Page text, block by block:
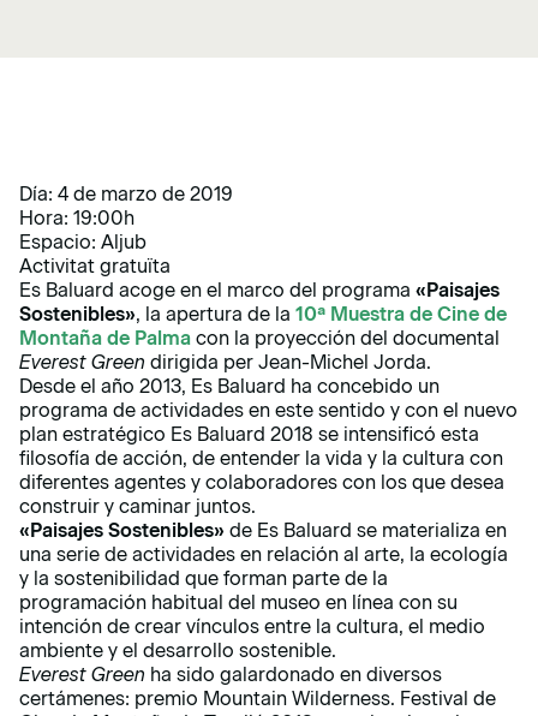
Día: 4 de marzo de 2019
Hora: 19:00h
Espacio: Aljub
Activitat gratuïta
Es Baluard acoge en el marco del programa «Paisajes
Sostenibles», la apertura de la 10ª Muestra de Cine de
Montaña de Palma con la proyección del documental
Everest Green dirigida per Jean-Michel Jorda.
Desde el año 2013, Es Baluard ha concebido un
programa de actividades en este sentido y con el nuevo
plan estratégico Es Baluard 2018 se intensificó esta
filosofía de acción, de entender la vida y la cultura con
diferentes agentes y colaboradores con los que desea
construir y caminar juntos.
«Paisajes Sostenibles» de Es Baluard se materializa en
una serie de actividades en relación al arte, la ecología
y la sostenibilidad que forman parte de la
programación habitual del museo en línea con su
intención de crear vínculos entre la cultura, el medio
ambiente y el desarrollo sostenible.
Everest Green ha sido galardonado en diversos
certámenes: premio Mountain Wilderness. Festival de